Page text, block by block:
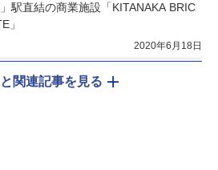
」駅直結の商業施設「KITANAKA BRIC
」
2020年6月18日
関連記事を見る